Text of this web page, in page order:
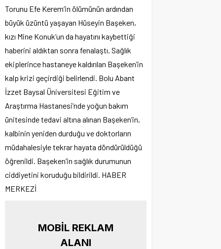
Torunu Efe Kerem’in ölümünün ardından
büyük üzüntü yaşayan Hüseyin Başeken,
kızı Mine Konuk’un da hayatını kaybettiği
haberini aldıktan sonra fenalaştı. Sağlık
ekiplerince hastaneye kaldırılan Başeken’in
kalp krizi geçirdiği belirlendi. Bolu Abant
İzzet Baysal Üniversitesi Eğitim ve
Araştırma Hastanesi’nde yoğun bakım
ünitesinde tedavi altına alınan Başeken’in,
kalbinin yeniden durduğu ve doktorların
müdahalesiyle tekrar hayata döndürüldüğü
öğrenildi. Başeken’in sağlık durumunun
ciddiyetini koruduğu bildirildi. HABER
MERKEZİ
MOBİL REKLAM
ALANI